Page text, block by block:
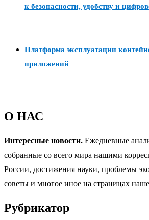
к безопасности, удобству и
Платформа эксплуатации
приложений
О НАС
Интересные новости. Ежедневные
собранные со всего мира нашими
России, достижения науки, проблемы
советы и многое иное на страницах
Рубрикатор